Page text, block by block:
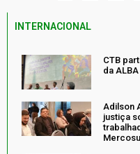
INTERNACIONAL
CTB
da
Adilson
justiça